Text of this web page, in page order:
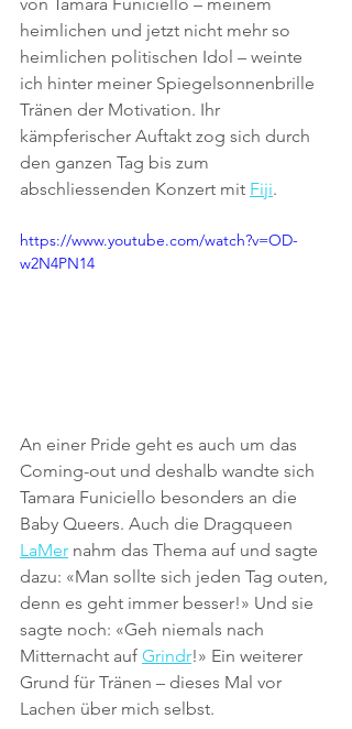
heimlichen und jetzt nicht mehr so
heimlichen politischen Idol – weinte
ich hinter meiner Spiegelsonnenbrille
Tränen der Motivation. Ihr
kämpferischer Auftakt zog sich durch
den ganzen Tag bis zum
abschliessenden Konzert mit Fiji.
https://www.youtube.com/watch?v=OD-
w2N4PN14
An einer Pride geht es auch um das
Coming-out und deshalb wandte sich
Tamara Funiciello besonders an die
Baby Queers. Auch die Dragqueen
LaMer nahm das Thema auf und sagte
dazu: «Man sollte sich jeden Tag outen,
denn es geht immer besser!» Und sie
sagte noch: «Geh niemals nach
Mitternacht auf Grindr!» Ein weiterer
Grund für Tränen – dieses Mal vor
Lachen über mich selbst.